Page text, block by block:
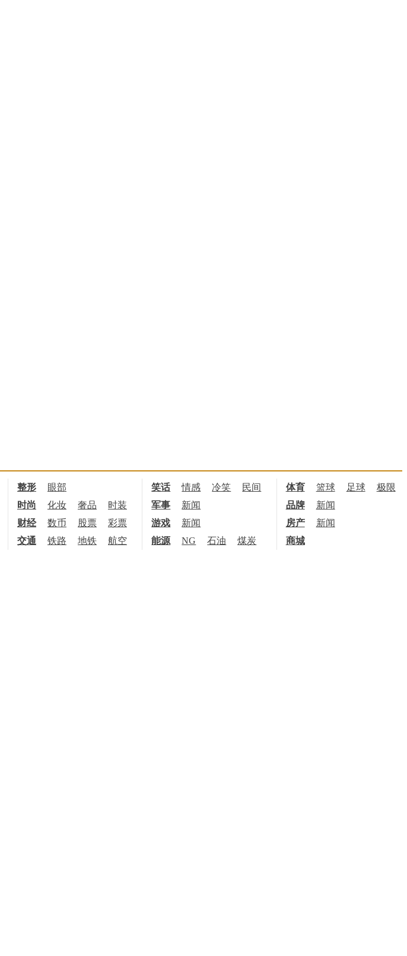
整形 眼部 笑话 情感 冷笑 民间 体育 篮球 足球
极限
时尚 化妆 奢品 时装 军事 新闻 品牌
新闻
财经 数币 股票 彩票 游戏 新闻 房产
新闻
交通 铁路 地铁 航空 能源 NG 石油 煤炭 商城